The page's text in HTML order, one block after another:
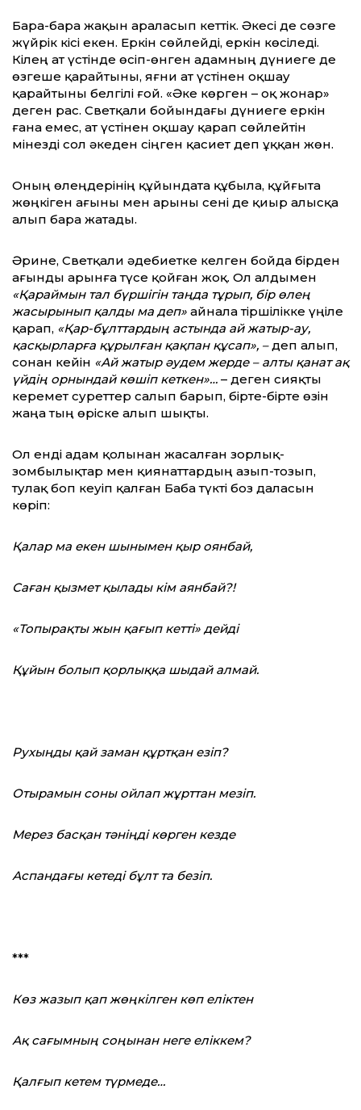
Бара-бара жақын араласып кеттік. Әкесі де сөзге
жүйрік кісі екен. Еркін сөйлейді, еркін көсіледі.
Кілең ат үстінде өсіп-өнген адамның дүниеге де
өзгеше қарайтыны, яғни ат үстінен оқшау
қарайтыны белгілі ғой. «Әке көрген – оқ жонар»
деген рас. Светқали бойындағы дүниеге еркін
ғана емес, ат үстінен оқшау қарап сөйлейтін
мінезді сол әкеден сіңген қасиет деп ұққан жөн.
Оның өлеңдерінің құйындата құбыла, құйғыта
жөңкіген ағыны мен арыны сені де қиыр алысқа
алып бара жатады.
Әрине, Светқали әдебиетке келген бойда бірден
ағынды арынға түсе қойған жоқ. Ол алдымен
«Қараймын тал бүршігін таңда тұрып, бір өлең
жасырынып қалды ма деп» айнала тіршілікке үңіле
қарап, «Қар-бұлттардың астында ай жатыр-ау,
қасқырларға құрылған қақпан құсап», –деп алып,
сонан кейін «Ай жатыр әудем жерде – алты қанат ақ
үйдің орнындай көшіп кеткен»… – деген сияқты
керемет суреттер салып барып, бірте-бірте өзін
жаңа тың өріске алып шықты.
Ол енді адам қолынан жасалған зорлық-
зомбылықтар мен қиянаттардың азып-тозып,
тулақ боп кеуіп қалған Баба түкті боз даласын
көріп:
Қалар ма екен шынымен қыр оянбай,
Саған қызмет қылады кім аянбай?!
«Топырақты жын қағып кетті» дейді
Құйын болып қорлыққа шыдай алмай.
Рухыңды қай заман құртқан езіп?
Отырамын соны ойлап жұрттан мезіп.
Мерез басқан тәніңді көрген кезде
Аспандағы кетеді бұлт та безіп.
***
Көз жазып қап жөңкілген көп еліктен
Ақ сағымның соңынан неге еліккем?
Қалғып кетем түрмеде…